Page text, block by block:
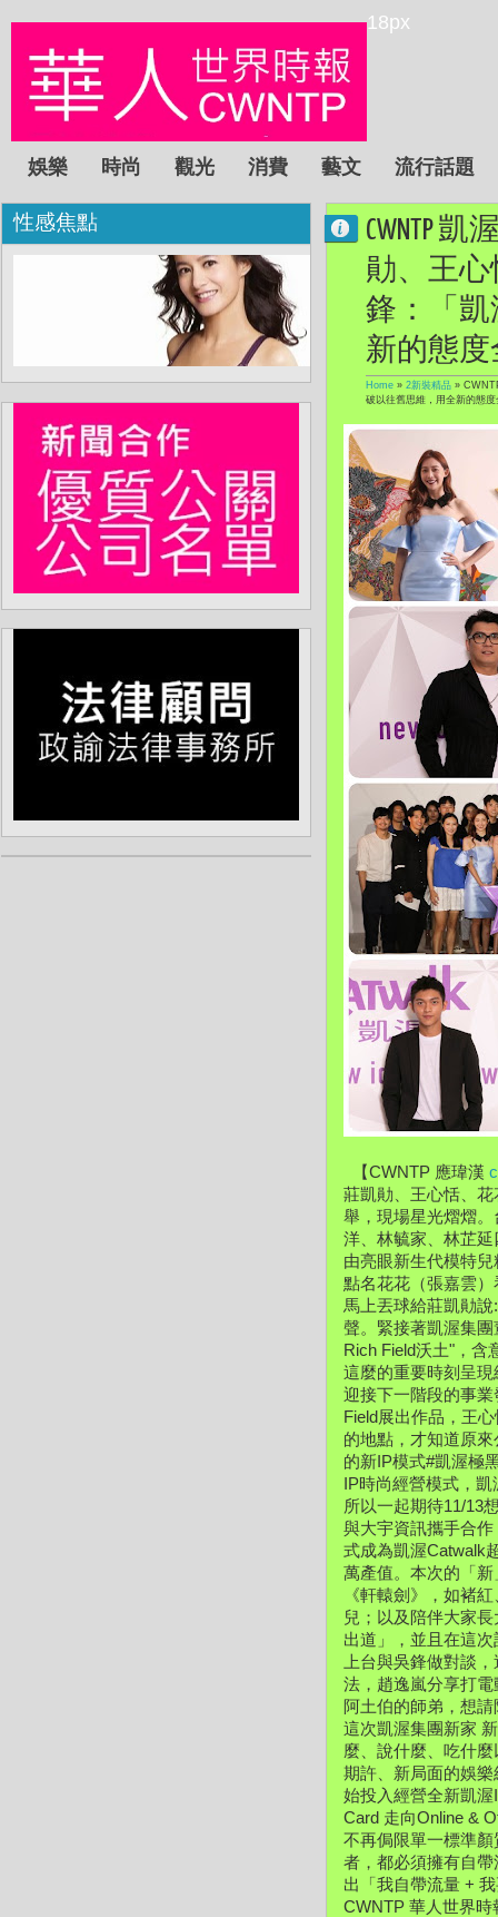
18px
娛樂 時尚 觀光 消費 藝文 流行話題
CWNTP
勛、王
鋒：「凱
新的態
Home » 2新裝精品 »
破以往舊思維，用全新的態
  【CWNTP 應瑋漢
莊凱勛、 王心恬、
舉，現場星光熠熠。
洋、林毓家、 林芷延
由亮眼新生代模特
點名花花（張嘉雲
馬上丟球給莊凱勛
聲。緊接著凱渥集
Rich Field沃土"，含
這麼的重要時刻呈現
迎接下一階段的事業
Field展出作品，王
的地點， 才知道原
的新IP模式#凱渥極
IP時尚經營模式，
所以一起期待11/13
與大宇資訊攜手合作
式成為凱渥Catwalk
萬產值。本次的「
《軒轅劍》，如褚
兒；以及陪伴大家長
出道」，並且在這
上台與吳鋒做對談，
法， 趙逸嵐分享打
阿土伯的師弟， 想請
這次凱渥集團新家
麼、說什麼、吃什
期許、新局面的娛
始投入經營全新凱
Card 走向Online &
不再侷限單一標準
者， 都必須擁有自
出「我自帶流量 +
CWNTP 華人世界
性感焦點